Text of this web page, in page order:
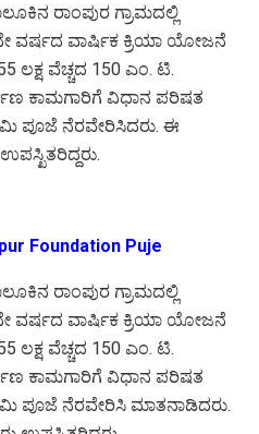
ರಾಂಪುರ ಗ್ರಾಮದಲ್ಲಿ
ವರ್ಷದ ವಾರ್ಷಿಕ ಕ್ರಿಯಾ ಯೋಜನೆ
ವೆಚ್ಚದ 150 ಎಂ. ಟಿ.
ಕಾಮಗಾರಿಗೆ ವಿಧಾನ ಪರಿಷತ
ಪೂಜೆ ನೆರವೇರಿಸಿದರು. ಈ
Foundation Puje
ರಾಂಪುರ ಗ್ರಾಮದಲ್ಲಿ
ವರ್ಷದ ವಾರ್ಷಿಕ ಕ್ರಿಯಾ ಯೋಜನೆ
ವೆಚ್ಚದ 150 ಎಂ. ಟಿ.
ಕಾಮಗಾರಿಗೆ ವಿಧಾನ ಪರಿಷತ
ಪೂಜೆ ನೆರವೇರಿಸಿ ಮಾತನಾಡಿದರು.